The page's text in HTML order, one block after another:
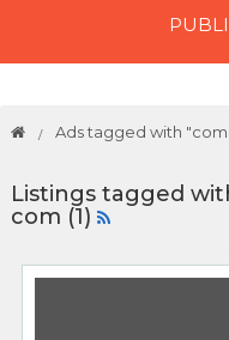
Ads tagged with
Listings tagged
com (1)